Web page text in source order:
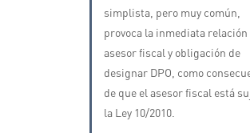
simplista, pero muy común,
provoca la inmediata
asesor fiscal y obligación de
designar DPO, como
de que el asesor fiscal está
la Ley 10/2010.